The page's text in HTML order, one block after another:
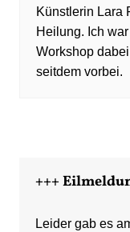
Künstlerin Lara
Heilung. Ich
Workshop
seitdem vorbei.
+++
Leider gab es